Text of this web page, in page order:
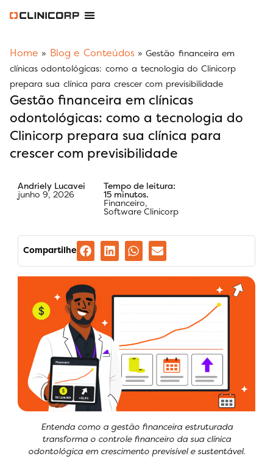
Home » Blog e Conteúdos»Gestão financeira em
clínicas odontológicas: como a tecnologia do Clinicorp
prepara sua clínica para crescer com previsibilidade
Gestão financeira em clínicas
odontológicas: como a tecnologia do
Clinicorp prepara sua clínica para
crescer com previsibilidade
Andriely Lucavei
junho 9, 2026
Tempo de leitura:
15 minutos.
Financeiro,
Software Clinicorp
Compartilhe
Entenda como a gestão financeira estruturada
transforma o controle financeiro da sua clínica
odontológica em crescimento previsível e sustentável.